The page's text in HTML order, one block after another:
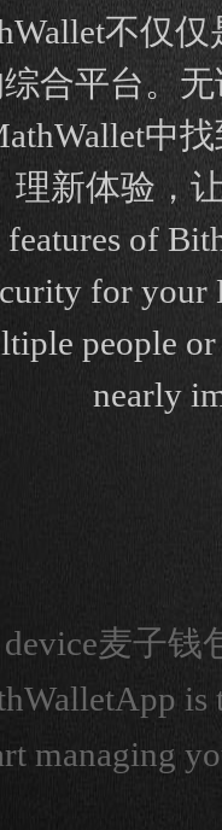
不仅
合平台。
中
理新体验，
of
for
people or
nearly
麦子
is
managing